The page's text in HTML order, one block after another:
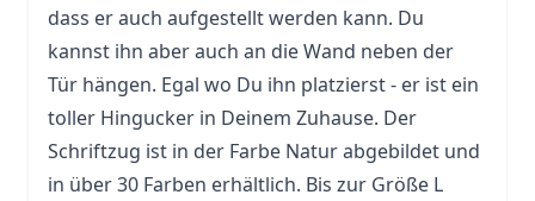
dass er auch aufgestellt werden kann. Du
kannst ihn aber auch an die Wand neben der
Tür hängen. Egal wo Du ihn platzierst - er ist ein
toller Hingucker in Deinem Zuhause. Der
Schriftzug ist in der Farbe Natur abgebildet und
in über 30 Farben erhältlich. Bis zur Größe L